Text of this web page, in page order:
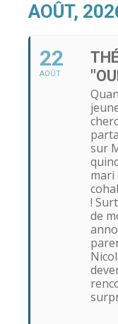
AOÛT,
22
AOÛT
sur
mari
!
de